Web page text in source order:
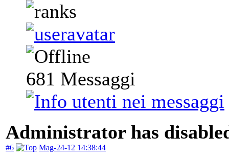
681 Messaggi
Administrator has
#6 Mag-24-12 14:38:44